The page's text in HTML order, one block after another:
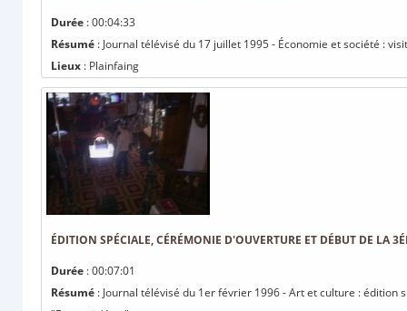
Durée : 00:04:33
Résumé : Journal télévisé du 17 juillet 1995 - Économie et société :
Lieux : Plainfaing
ÉDITION SPÉCIALE, CÉRÉMONIE D'OUVERTURE ET DÉBUT DE LA
Durée : 00:07:01
Résumé : Journal télévisé du 1er février 1996 - Art et culture :